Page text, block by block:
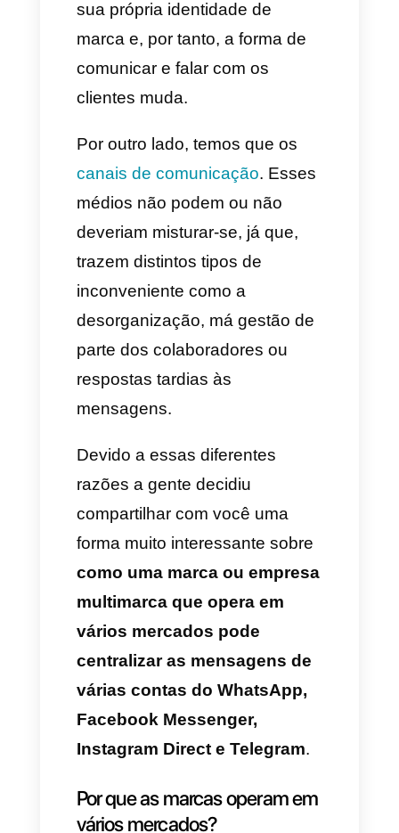
Embora este tipo de estratégia
seja uma vantagem para as
empresas, já que ganham
autoridade frente à
concorrência. Também trazem
consigo alguns problemas,
entre eles têm que cada linha
de produto ou serviço deve ter
sua própria identidade de
marca e, por tanto, a forma de
comunicar e falar com os
clientes muda.
Por outro lado, temos que os
canais de comunicação
médios não podem ou não
deveriam misturar-se, já que,
trazem distintos tipos de
inconveniente como a
desorganização, má gestão de
parte dos colaboradores ou
mensagens.